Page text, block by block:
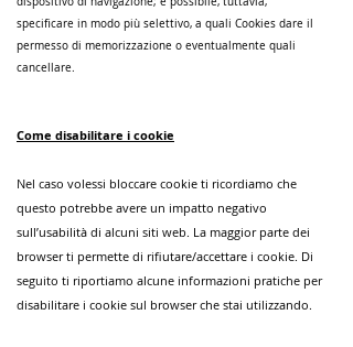
specificare in modo più selettivo, a quali Cookies dare il
permesso di memorizzazione o eventualmente quali
cancellare.
Come disabilitare i cookie
Nel caso volessi bloccare cookie ti ricordiamo che
questo potrebbe avere un impatto negativo
sull’usabilità di alcuni siti web. La maggior parte dei
browser ti permette di rifiutare/accettare i cookie. Di
seguito ti riportiamo alcune informazioni pratiche per
disabilitare i cookie sul browser che stai utilizzando.